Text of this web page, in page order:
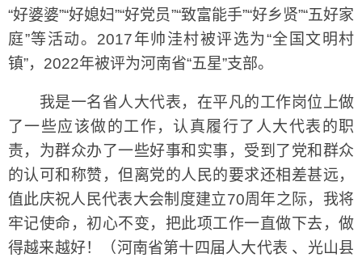
“好婆婆”“好媳妇”“好党员”“致富能手”“好乡贤”“五好家
庭”等活动。2017年帅洼村被评选为“全国文明村
镇”，2022年被评为河南省“五星”支部。
我是一名省人大代表，在平凡的工作岗位上做
了一些应该做的工作，认真履行了人大代表的职
责，为群众办了一些好事和实事，受到了党和群众
的认可和称赞，但离党的人民的要求还相差甚远，
值此庆祝人民代表大会制度建立70周年之际，我将
牢记使命，初心不变，把此项工作一直做下去，做
得越来越好！（河南省第十四届人大代表 、光山县